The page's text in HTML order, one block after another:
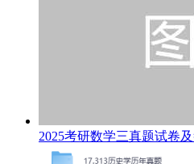
2025考研数学三真题试卷